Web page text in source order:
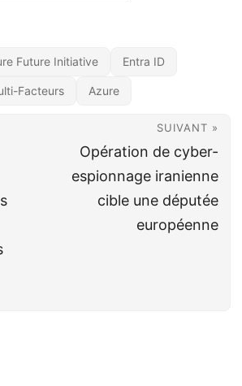
Future Initiative Entra ID
Facteurs Azure
SUIVANT »
Opération de cyber-
espionnage iranienne
cible une députée
européenne